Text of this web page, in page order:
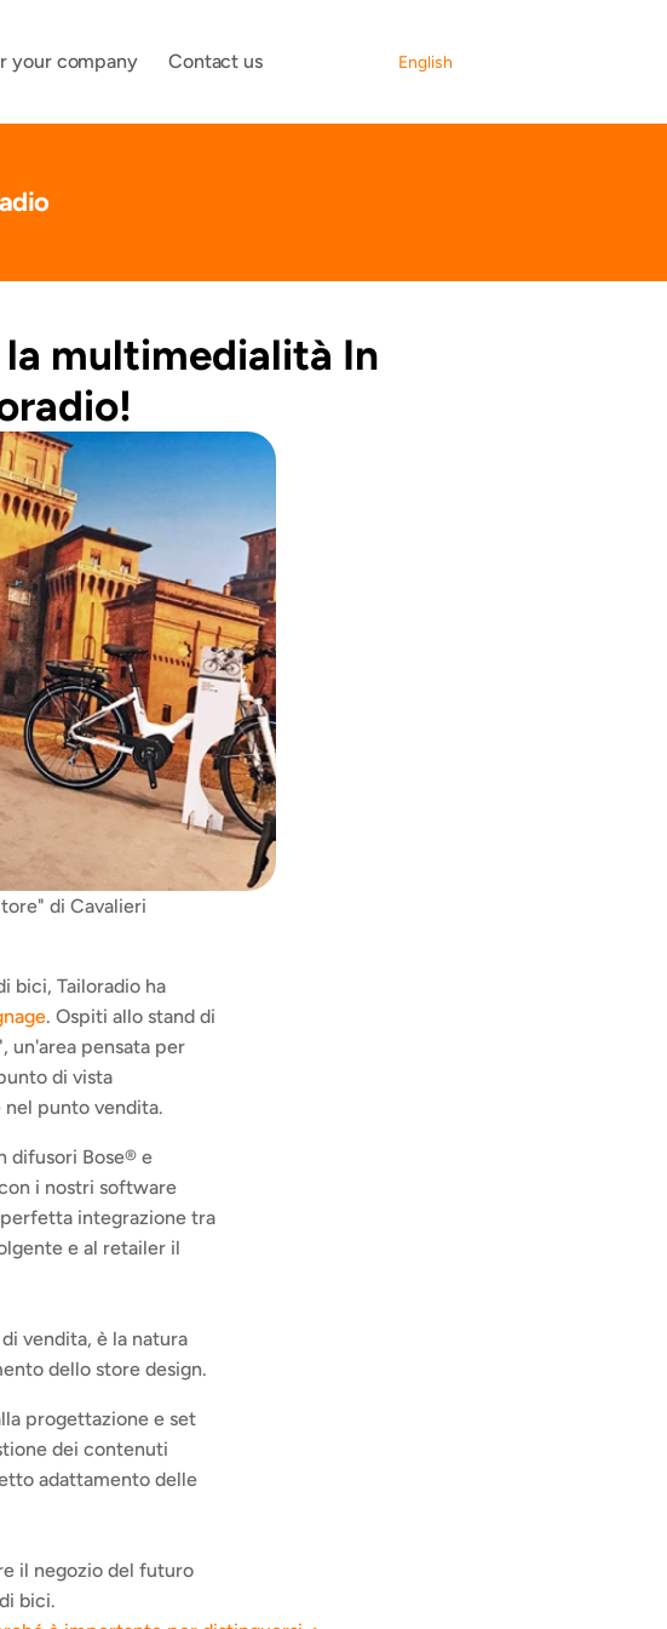
your company Contact us English
la multimedialità In
di Cavalieri
bici, Tailoradio ha
un'area pensata per
di vista
punto vendita.
difusori Bose® e
i nostri software
integrazione tra
e al retailer il
vendita, è la natura
dello store design.
progettazione e set
dei contenuti
adattamento delle
il negozio del futuro
bici.